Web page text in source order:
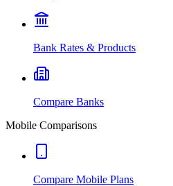
Bank Rates & Products
Compare Banks
Mobile Comparisons
Compare Mobile Plans